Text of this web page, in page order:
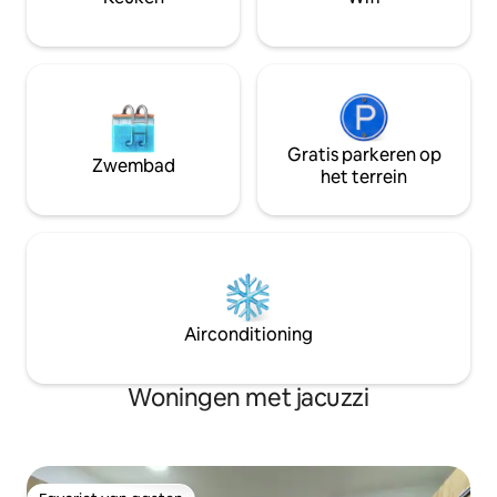
Zwembad
Gratis parkeren op
het terrein
Airconditioning
Woningen met jacuzzi